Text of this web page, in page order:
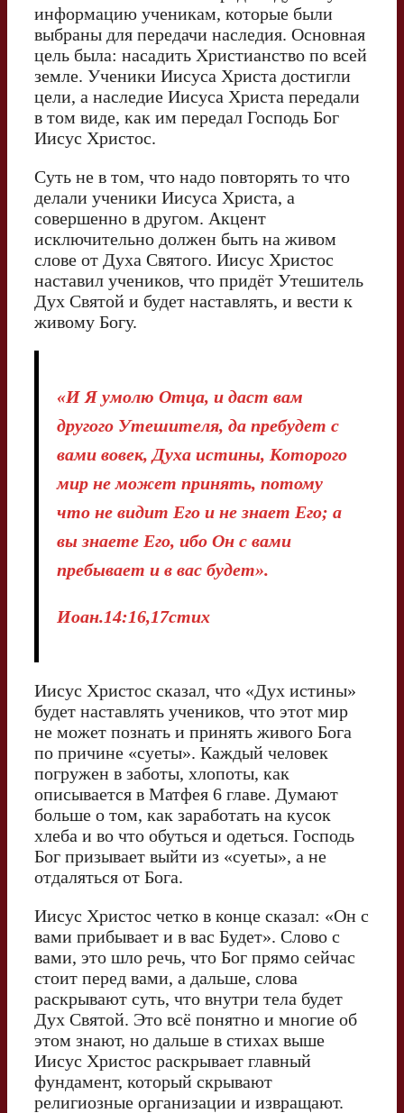
информацию ученикам, которые были
выбраны для передачи наследия. Основная
цель была: насадить Христианство по всей
земле. Ученики Иисуса Христа достигли
цели, а наследие Иисуса Христа передали
в том виде, как им передал Господь Бог
Иисус Христос.
Суть не в том, что надо повторять то что
делали ученики Иисуса Христа, а
совершенно в другом. Акцент
исключительно должен быть на живом
слове от Духа Святого. Иисус Христос
наставил учеников, что придёт Утешитель
Дух Святой и будет наставлять, и вести к
живому Богу.
«И Я умолю Отца, и даст вам
другого Утешителя, да пребудет с
вами вовек, Духа истины, Которого
мир не может принять, потому
что не видит Его и не знает Его; а
вы знаете Его, ибо Он с вами
пребывает и в вас будет».
Иоан.14:16,17стих
Иисус Христос сказал, что «Дух истины»
будет наставлять учеников, что этот мир
не может познать и принять живого Бога
по причине «суеты». Каждый человек
погружен в заботы, хлопоты, как
описывается в Матфея 6 главе. Думают
больше о том, как заработать на кусок
хлеба и во что обуться и одеться. Господь
Бог призывает выйти из «суеты», а не
отдаляться от Бога.
Иисус Христос четко в конце сказал: «Он с
вами прибывает и в вас Будет». Слово с
вами, это шло речь, что Бог прямо сейчас
стоит перед вами, а дальше, слова
раскрывают суть, что внутри тела будет
Дух Святой. Это всё понятно и многие об
этом знают, но дальше в стихах выше
Иисус Христос раскрывает главный
фундамент, который скрывают
религиозные организации и извращают.